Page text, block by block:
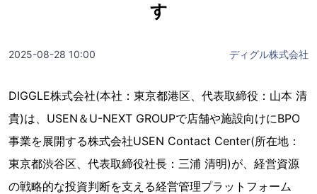
す
2025-08-28 10:00 ディグル株式会社
DIGGLE株式会社(本社：東京都港区、代表取締役：山本 清
貴)は、USEN＆U-NEXT GROUPで店舗や施設向けにBPO
事業を展開する株式会社USEN Contact Center(所在地：
東京都渋谷区、代表取締役社長：三浦 清明)が、経営資源
の戦略的な投資判断を支える経営管理プラットフォーム